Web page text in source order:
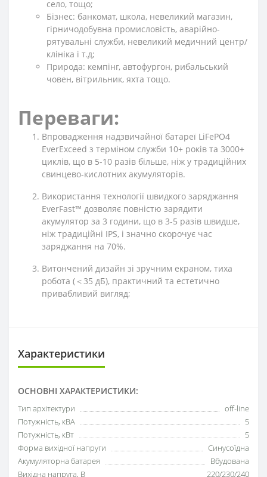
село, тощо;
Бізнес: банкомат, школа, невеликий магазин,
гірничодобувна промисловість, аварійно-
рятувальні служби, невеликий медичний центр/
клініка і т.д;
Природа: кемпінг, автофургон, рибальський
човен, вітрильник, яхта тощо.
Переваги:
Впровадження надзвичайної батареї LiFePO4
EverExceed з терміном служби 10+ років та 3000+
циклів, що в 5-10 разів більше, ніж у традиційних
свинцево-кислотних акумуляторів.
Використання технології швидкого заряджання
EverFast™ дозволяє повністю зарядити
акумулятор за 3 години, що в 3-5 разів швидше,
ніж традиційні IPS, і значно скорочує час
заряджання на 70%.
Витончений дизайн зі зручним екраном, тиха
робота (＜35 дБ), практичний та естетично
привабливий вигляд;
Характеристики
ОСНОВНІ ХАРАКТЕРИСТИКИ:
Тип архітектури
off-line
Потужність, кВА
5
Потужність, кВт
5
Форма вихідної напруги
Синусоїдна
Акумуляторна батарея
Вбудована
Вихідна напруга, В
220/230/240